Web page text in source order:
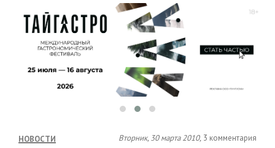
НОВОСТИ Вторник, 30 марта 2010, 3 комментария